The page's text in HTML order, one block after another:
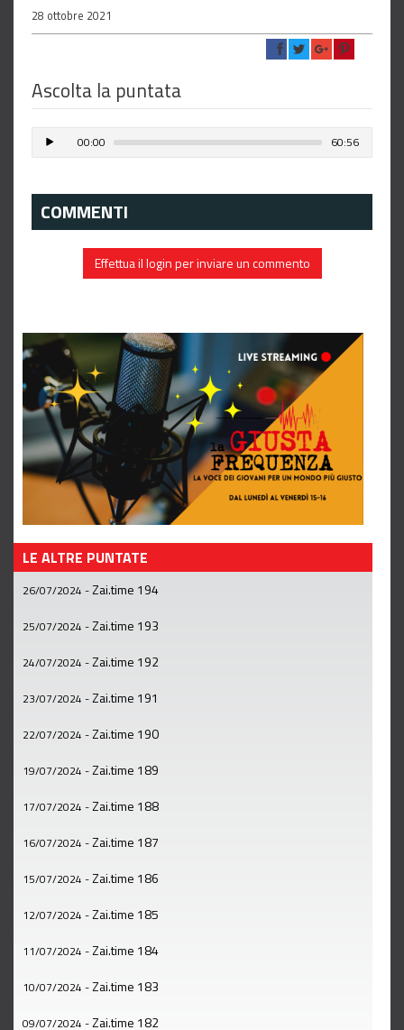
28 ottobre 2021
Ascolta la puntata
00:00 60:56
COMMENTI
Effettua il login per inviare un commento
LE ALTRE PUNTATE
26/07/2024 -Zai.time 194
25/07/2024 -Zai.time 193
24/07/2024 -Zai.time 192
23/07/2024 -Zai.time 191
22/07/2024 -Zai.time 190
19/07/2024 -Zai.time 189
17/07/2024 -Zai.time 188
16/07/2024 -Zai.time 187
15/07/2024 -Zai.time 186
12/07/2024 -Zai.time 185
11/07/2024 -Zai.time 184
10/07/2024 -Zai.time 183
09/07/2024 -Zai.time 182